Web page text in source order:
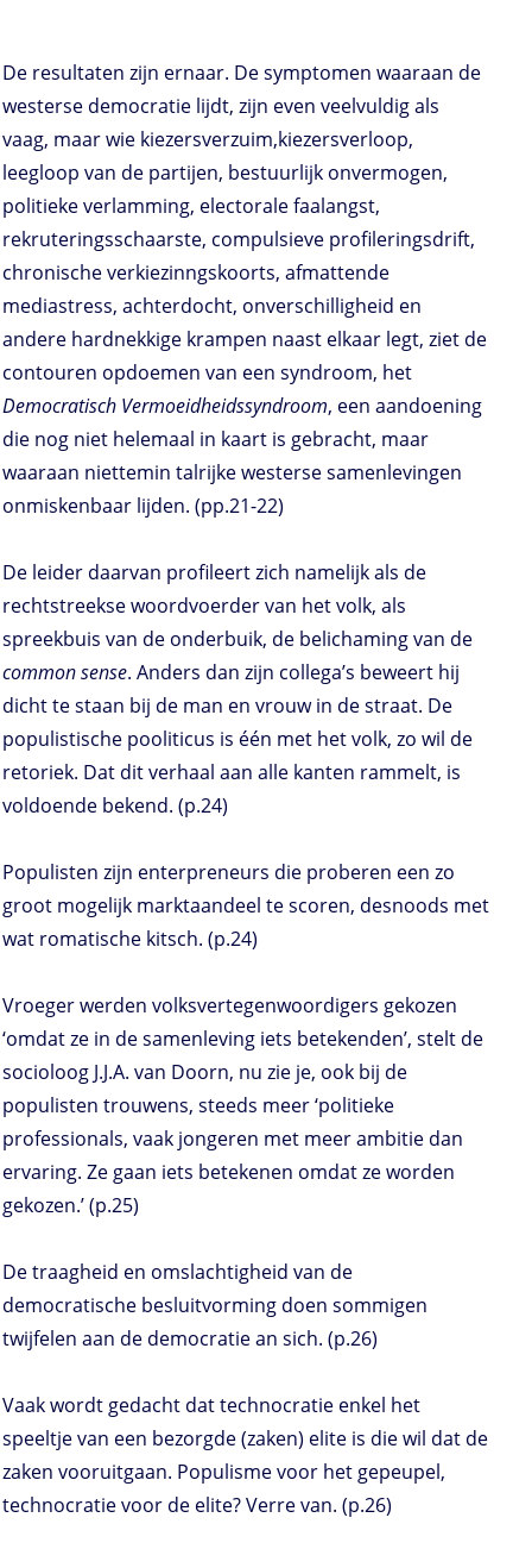
De resultaten zijn ernaar. De symptomen waaraan de
westerse democratie lijdt, zijn even veelvuldig als
vaag, maar wie kiezersverzuim,kiezersverloop,
leegloop van de partijen, bestuurlijk onvermogen,
politieke verlamming, electorale faalangst,
rekruteringsschaarste, compulsieve profileringsdrift,
chronische verkiezinngskoorts, afmattende
mediastress, achterdocht, onverschilligheid en
andere hardnekkige krampen naast elkaar legt, ziet de
contouren opdoemen van een syndroom, het
Democratisch Vermoeidheidssyndroom, een aandoening
die nog niet helemaal in kaart is gebracht, maar
waaraan niettemin talrijke westerse samenlevingen
onmiskenbaar lijden. (pp.21-22)
De leider daarvan profileert zich namelijk als de
rechtstreekse woordvoerder van het volk, als
spreekbuis van de onderbuik, de belichaming van de
common sense. Anders dan zijn collega’s beweert hij
dicht te staan bij de man en vrouw in de straat. De
populistische pooliticus is één met het volk, zo wil de
retoriek. Dat dit verhaal aan alle kanten rammelt, is
voldoende bekend. (p.24)
Populisten zijn enterpreneurs die proberen een zo
groot mogelijk marktaandeel te scoren, desnoods met
wat romatische kitsch. (p.24)
Vroeger werden volksvertegenwoordigers gekozen
‘omdat ze in de samenleving iets betekenden’, stelt de
socioloog J.J.A. van Doorn, nu zie je, ook bij de
populisten trouwens, steeds meer ‘politieke
professionals, vaak jongeren met meer ambitie dan
ervaring. Ze gaan iets betekenen omdat ze worden
gekozen.’ (p.25)
De traagheid en omslachtigheid van de
democratische besluitvorming doen sommigen
twijfelen aan de democratie an sich. (p.26)
Vaak wordt gedacht dat technocratie enkel het
speeltje van een bezorgde (zaken) elite is die wil dat de
zaken vooruitgaan. Populisme voor het gepeupel,
technocratie voor de elite? Verre van. (p.26)